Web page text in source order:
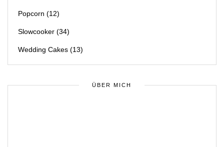
Popcorn (12)
Slowcooker (34)
Wedding Cakes (13)
ÜBER MICH